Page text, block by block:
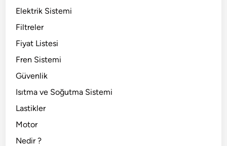
Elektrik Sistemi
Filtreler
Fiyat Listesi
Fren Sistemi
Güvenlik
Isıtma ve Soğutma Sistemi
Lastikler
Motor
Nedir ?